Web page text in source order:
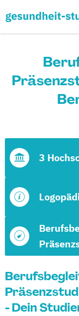
3
- Dein